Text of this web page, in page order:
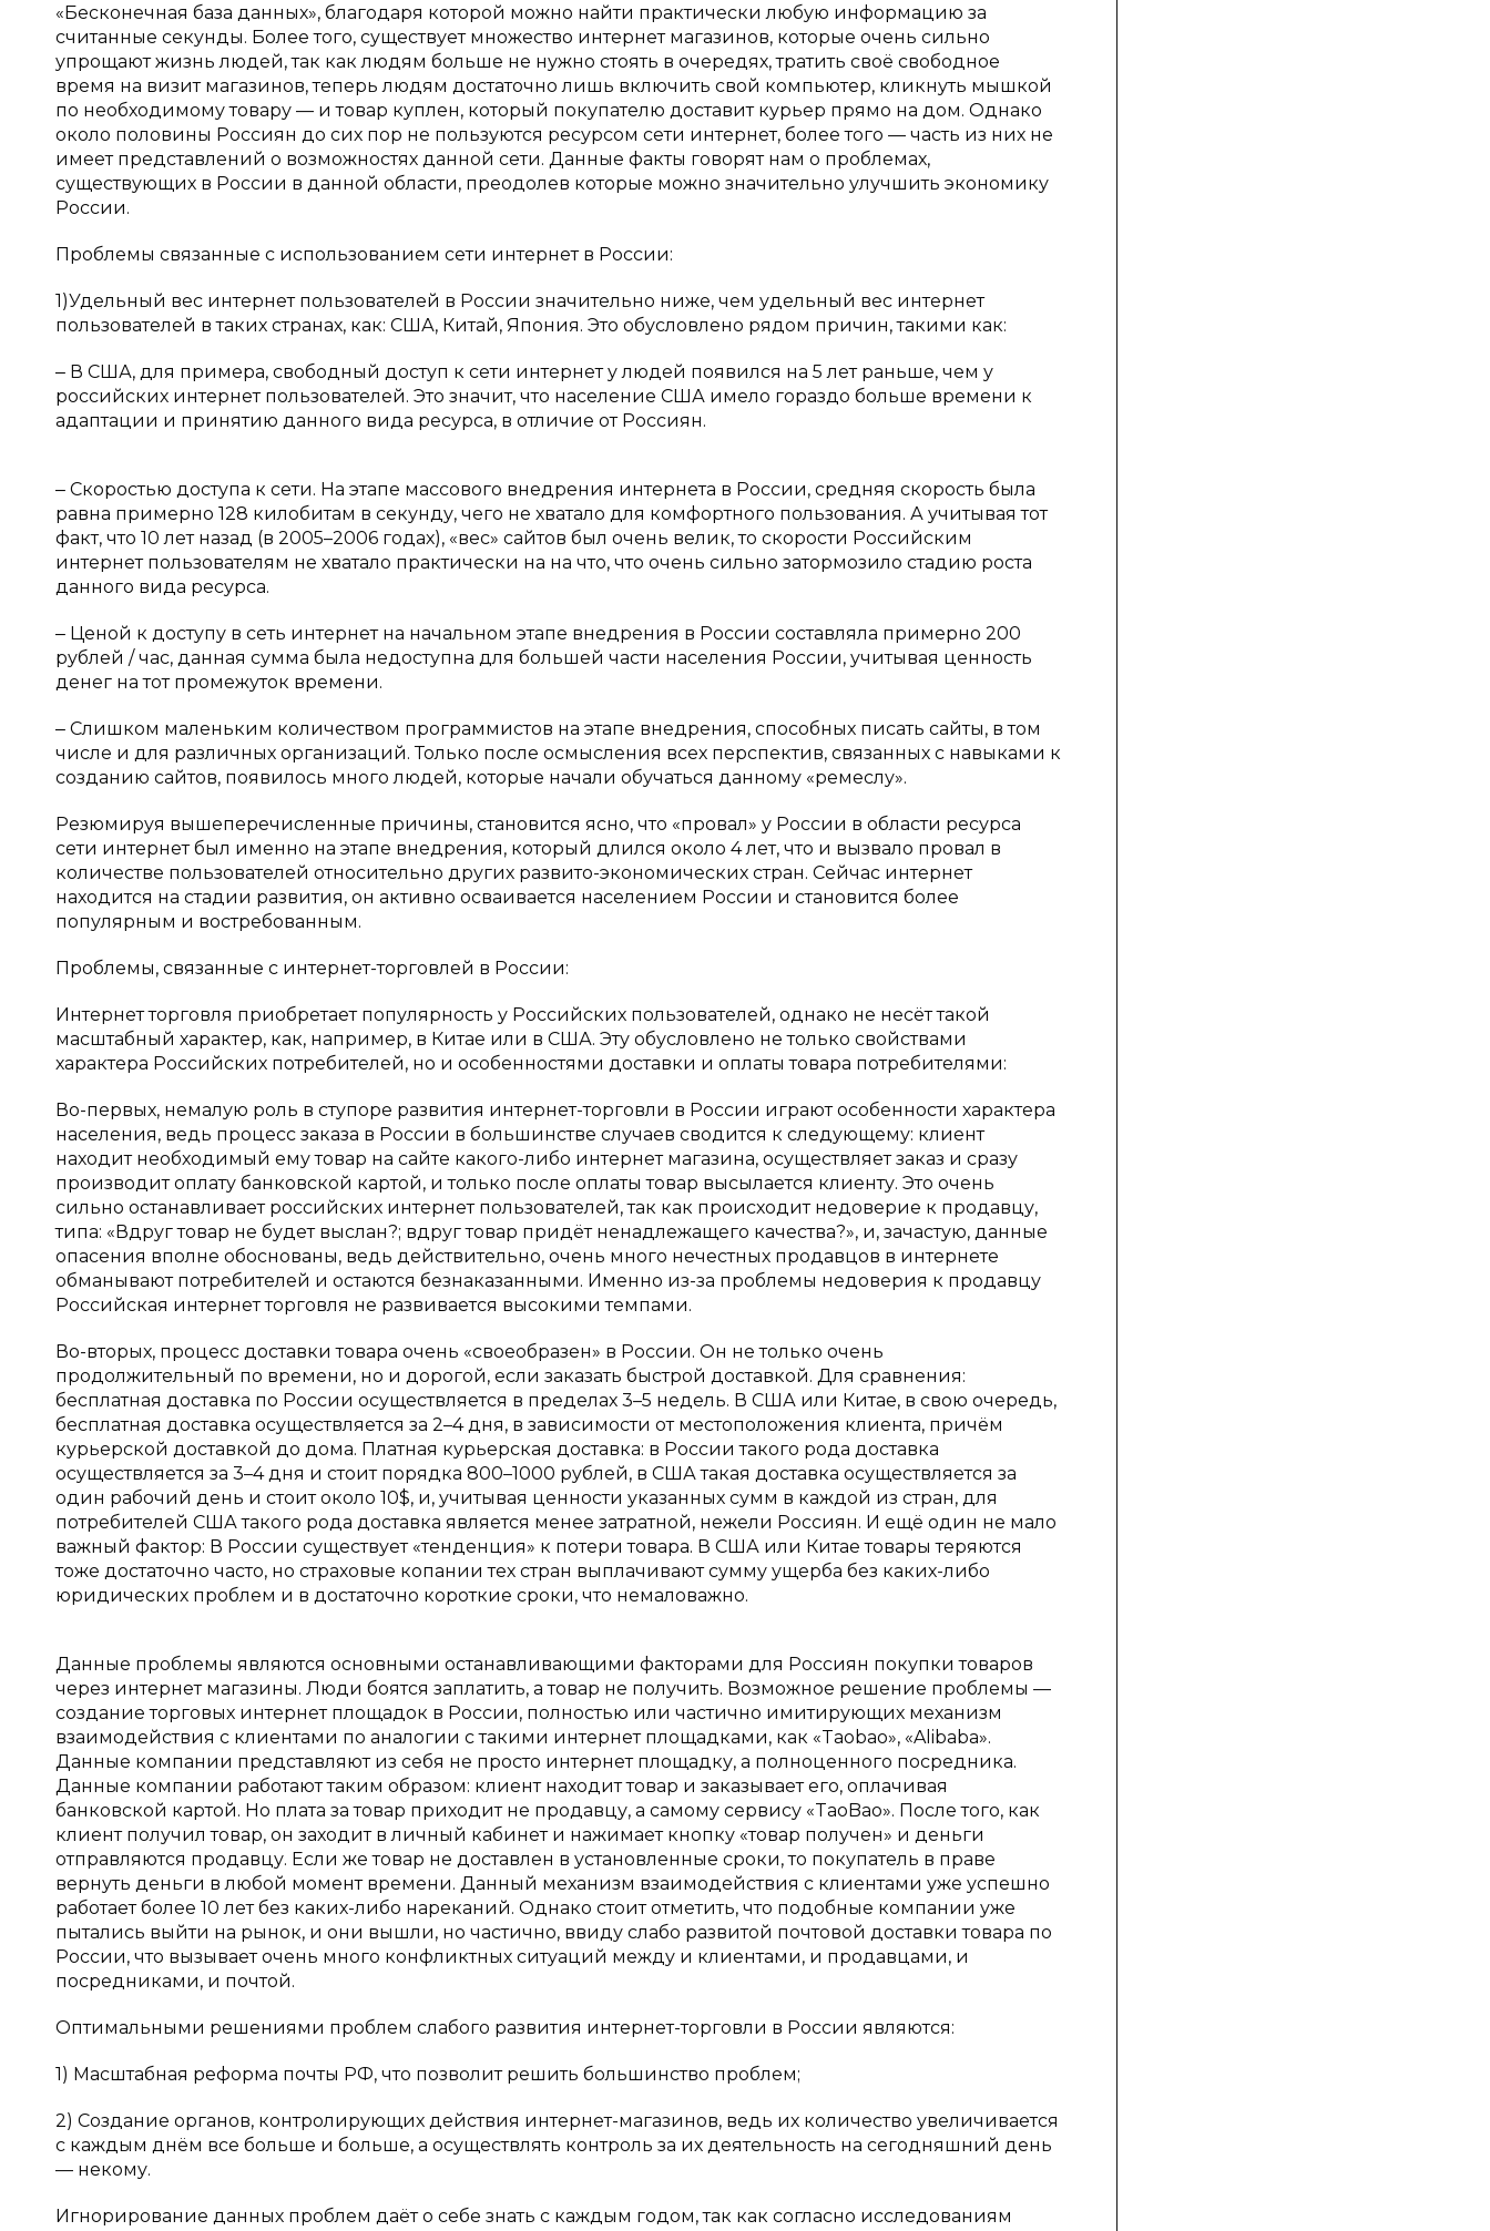
«Бесконечная база данных», благодаря которой можно найти практически любую информацию за
считанные секунды. Более того, существует множество интернет магазинов, которые очень сильно
упрощают жизнь людей, так как людям больше не нужно стоять в очередях, тратить своё свободное
время на визит магазинов, теперь людям достаточно лишь включить свой компьютер, кликнуть мышкой
по необходимому товару — и товар куплен, который покупателю доставит курьер прямо на дом. Однако
около половины Россиян до сих пор не пользуются ресурсом сети интернет, более того — часть из них не
имеет представлений о возможностях данной сети. Данные факты говорят нам о проблемах,
существующих в России в данной области, преодолев которые можно значительно улучшить экономику
России.
Проблемы связанные с использованием сети интернет в России:
1)Удельный вес интернет пользователей в России значительно ниже, чем удельный вес интернет
пользователей в таких странах, как: США, Китай, Япония. Это обусловлено рядом причин, такими как:
‒ В США, для примера, свободный доступ к сети интернет у людей появился на 5 лет раньше, чем у
российских интернет пользователей. Это значит, что население США имело гораздо больше времени к
адаптации и принятию данного вида ресурса, в отличие от Россиян.
‒ Скоростью доступа к сети. На этапе массового внедрения интернета в России, средняя скорость была
равна примерно 128 килобитам в секунду, чего не хватало для комфортного пользования. А учитывая тот
факт, что 10 лет назад (в 2005–2006 годах), «вес» сайтов был очень велик, то скорости Российским
интернет пользователям не хватало практически на на что, что очень сильно затормозило стадию роста
данного вида ресурса.
‒ Ценой к доступу в сеть интернет на начальном этапе внедрения в России составляла примерно 200
рублей / час, данная сумма была недоступна для большей части населения России, учитывая ценность
денег на тот промежуток времени.
‒ Слишком маленьким количеством программистов на этапе внедрения, способных писать сайты, в том
числе и для различных организаций. Только после осмысления всех перспектив, связанных с навыками к
созданию сайтов, появилось много людей, которые начали обучаться данному «ремеслу».
Резюмируя вышеперечисленные причины, становится ясно, что «провал» у России в области ресурса
сети интернет был именно на этапе внедрения, который длился около 4 лет, что и вызвало провал в
количестве пользователей относительно других развито-экономических стран. Сейчас интернет
находится на стадии развития, он активно осваивается населением России и становится более
популярным и востребованным.
Проблемы, связанные с интернет-торговлей в России:
Интернет торговля приобретает популярность у Российских пользователей, однако не несёт такой
масштабный характер, как, например, в Китае или в США. Эту обусловлено не только свойствами
характера Российских потребителей, но и особенностями доставки и оплаты товара потребителями:
Во-первых, немалую роль в ступоре развития интернет-торговли в России играют особенности характера
населения, ведь процесс заказа в России в большинстве случаев сводится к следующему: клиент
находит необходимый ему товар на сайте какого-либо интернет магазина, осуществляет заказ и сразу
производит оплату банковской картой, и только после оплаты товар высылается клиенту. Это очень
сильно останавливает российских интернет пользователей, так как происходит недоверие к продавцу,
типа: «Вдруг товар не будет выслан?; вдруг товар придёт ненадлежащего качества?», и, зачастую, данные
опасения вполне обоснованы, ведь действительно, очень много нечестных продавцов в интернете
обманывают потребителей и остаются безнаказанными. Именно из-за проблемы недоверия к продавцу
Российская интернет торговля не развивается высокими темпами.
Во-вторых, процесс доставки товара очень «своеобразен» в России. Он не только очень
продолжительный по времени, но и дорогой, если заказать быстрой доставкой. Для сравнения:
бесплатная доставка по России осуществляется в пределах 3–5 недель. В США или Китае, в свою очередь,
бесплатная доставка осуществляется за 2–4 дня, в зависимости от местоположения клиента, причём
курьерской доставкой до дома. Платная курьерская доставка: в России такого рода доставка
осуществляется за 3–4 дня и стоит порядка 800–1000 рублей, в США такая доставка осуществляется за
один рабочий день и стоит около 10$, и, учитывая ценности указанных сумм в каждой из стран, для
потребителей США такого рода доставка является менее затратной, нежели Россиян. И ещё один не мало
важный фактор: В России существует «тенденция» к потери товара. В США или Китае товары теряются
тоже достаточно часто, но страховые копании тех стран выплачивают сумму ущерба без каких-либо
юридических проблем и в достаточно короткие сроки, что немаловажно.
Данные проблемы являются основными останавливающими факторами для Россиян покупки товаров
через интернет магазины. Люди боятся заплатить, а товар не получить. Возможное решение проблемы —
создание торговых интернет площадок в России, полностью или частично имитирующих механизм
взаимодействия с клиентами по аналогии с такими интернет площадками, как «Taobao», «Alibaba».
Данные компании представляют из себя не просто интернет площадку, а полноценного посредника.
Данные компании работают таким образом: клиент находит товар и заказывает его, оплачивая
банковской картой. Но плата за товар приходит не продавцу, а самому сервису «TaoBao». После того, как
клиент получил товар, он заходит в личный кабинет и нажимает кнопку «товар получен» и деньги
отправляются продавцу. Если же товар не доставлен в установленные сроки, то покупатель в праве
вернуть деньги в любой момент времени. Данный механизм взаимодействия с клиентами уже успешно
работает более 10 лет без каких-либо нареканий. Однако стоит отметить, что подобные компании уже
пытались выйти на рынок, и они вышли, но частично, ввиду слабо развитой почтовой доставки товара по
России, что вызывает очень много конфликтных ситуаций между и клиентами, и продавцами, и
посредниками, и почтой.
Оптимальными решениями проблем слабого развития интернет-торговли в России являются:
1) Масштабная реформа почты РФ, что позволит решить большинство проблем;
2) Создание органов, контролирующих действия интернет-магазинов, ведь их количество увеличивается
с каждым днём все больше и больше, а осуществлять контроль за их деятельность на сегодняшний день
— некому.
Игнорирование данных проблем даёт о себе знать с каждым годом, так как согласно исследованиям